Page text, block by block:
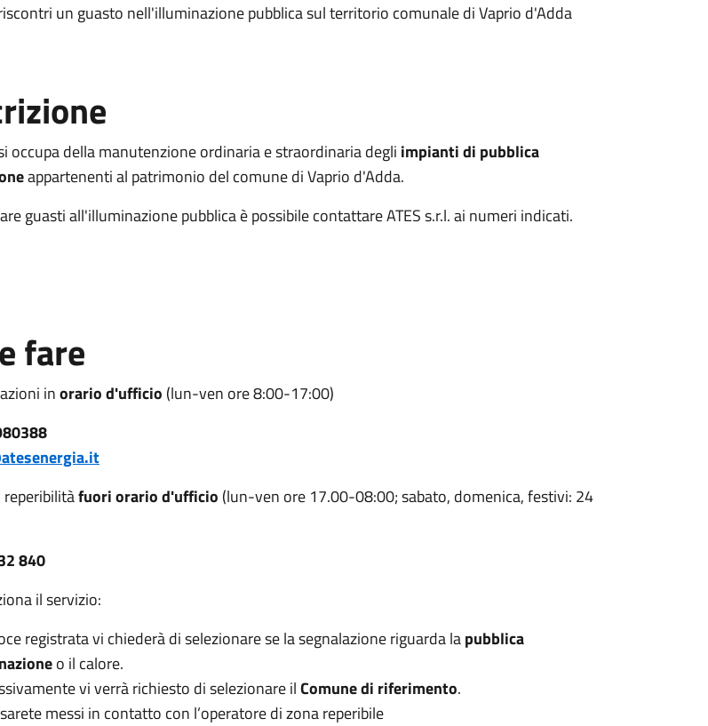
un guasto nell'illuminazione pubblica sul territorio comunale di Vaprio d'Adda
occupa della manutenzione ordinaria e straordinaria degli impianti di pubblica
appartenenti al patrimonio del comune di Vaprio d'Adda.
guasti all'illuminazione pubblica è possibile contattare ATES s.r.l. ai numeri indicati.
fare
inorario d'ufficio (lun-ven ore 8:00-17:00)
fuori orario d'ufficio (lun-ven ore 17.00-08:00; sabato, domenica, festivi: 24
840
il servizio:
registrata vi chiederà di selezionare se la segnalazione riguarda lapubblica
o il calore.
vi verrà richiesto di selezionare ilComune di riferimento.
messi in contatto con l’operatore di zona reperibile